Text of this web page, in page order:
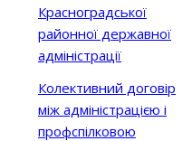
Красноградської
районної державної
адміністрації
Колективний договір
між адміністрацією і
профспілковою